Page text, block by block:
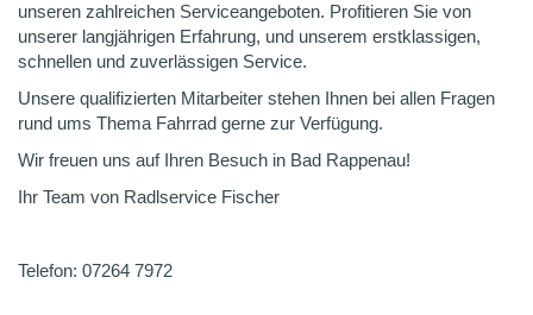
unseren zahlreichen Serviceangeboten. Profitieren Sie von
unserer langjährigen Erfahrung, und unserem erstklassigen,
schnellen und zuverlässigen Service.
Unsere qualifizierten Mitarbeiter stehen Ihnen bei allen Fragen
rund ums Thema Fahrrad gerne zur Verfügung.
Wir freuen uns auf Ihren Besuch in Bad Rappenau!
Ihr Team von Radlservice Fischer
Telefon: 07264 7972